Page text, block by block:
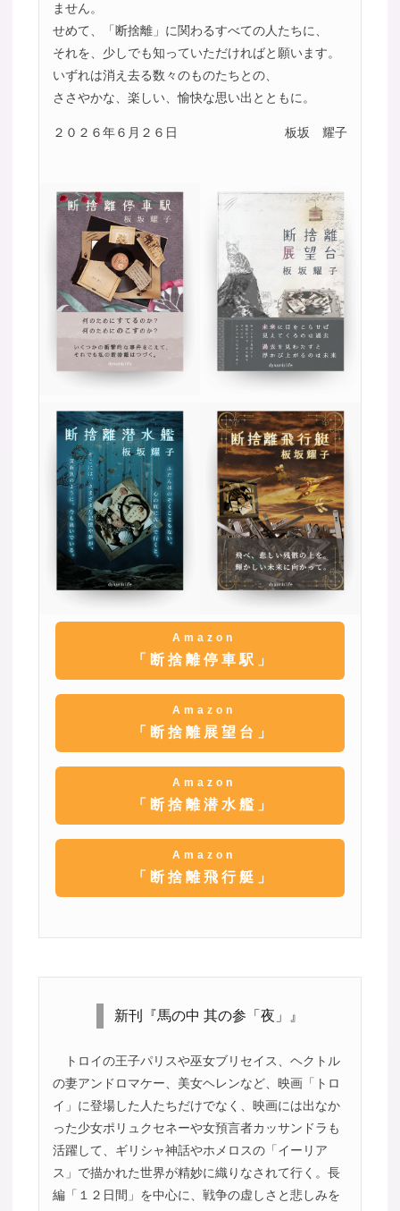
ません。
せめて、「断捨離」に関わるすべての人たちに、
それを、少しでも知っていただければと願います。
いずれは消え去る数々のものたちとの、
ささやかな、楽しい、愉快な思い出とともに。
２０２６年６月２６日 板坂 耀子
Amazon
「断捨離停車駅」
Amazon
「断捨離展望台」
Amazon
「断捨離潜水艦」
Amazon
「断捨離飛行艇」
新刊『馬の中 其の参「夜」』
トロイの王子パリスや巫女ブリセイス、ヘクトル
の妻アンドロマケー、美女ヘレンなど、映画「トロ
イ」に登場した人たちだけでなく、映画には出なか
った少女ポリュクセネーや女預言者カッサンドラも
活躍して、ギリシャ神話やホメロスの「イーリア
ス」で描かれた世界が精妙に織りなされて行く。長
編「１２日間」を中心に、戦争の虚しさと悲しみを